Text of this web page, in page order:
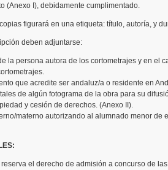
(Anexo I), debidamente cumplimentado.
figurará en una etiqueta: título, autoría, y
deben adjuntarse:
la persona autora de los cortometrajes y en el
que acredite ser andaluz/a o residente en
de algún fotograma de la obra para su
y cesión de derechos. (Anexo II).
materno autorizando al alumnado menor de
el derecho de admisión a concurso de